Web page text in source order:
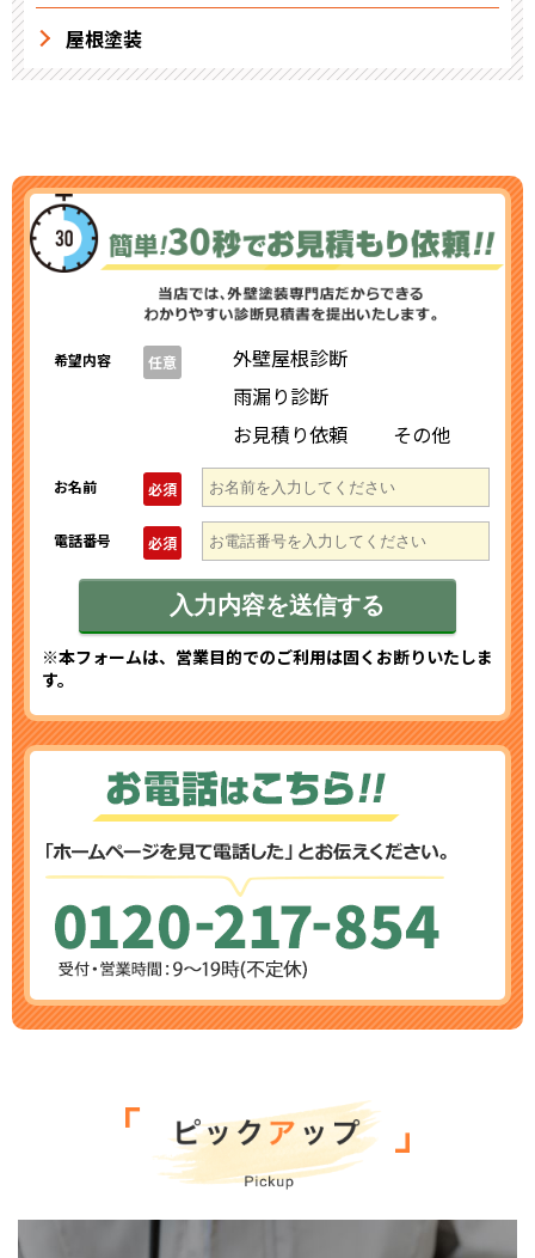
屋根塗装
希望内容 任意
外壁屋根診断
雨漏り診断
お見積り依頼
その他
お名前 必須
電話番号 必須
※本フォームは、営業目的でのご利用は固くお断りいたしま
す。